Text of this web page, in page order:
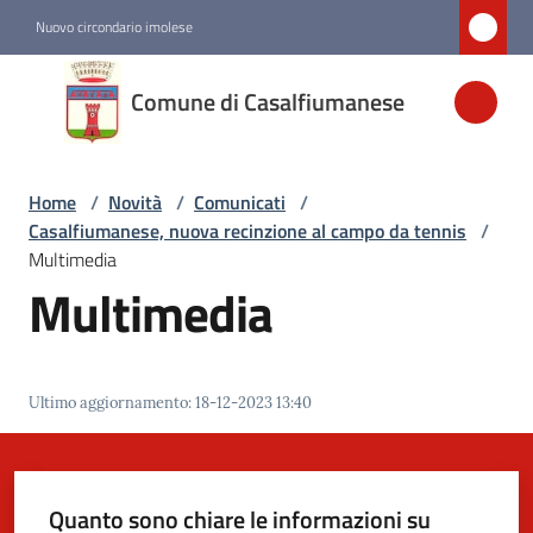
Nuovo circondario imolese
Comune di Casalfiumanese
Comune di
Casalfiumanese
Amministrazione
Menu selezionato
Vivere
Casalfiumanese
Home / Novità / Comunicati /
Casalfiumanese, nuova recinzione al campo da tennis /
Multimedia
Multimedia
Ultimo aggiornamento:18-12-2023 13:40
Quanto sono chiare le informazioni su